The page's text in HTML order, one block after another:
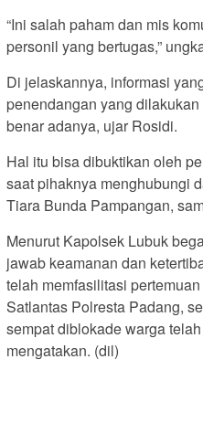
“Ini salah paham dan mis
personil yang bertugas,”
Di jelaskannya, informasi
penendangan yang
benar adanya, ujar Rosidi.
Hal itu bisa dibuktikan oleh
saat pihaknya menghubungi
Tiara Bunda Pampangan,
Menurut Kapolsek Lubuk
jawab keamanan dan
telah memfasilitasi
Satlantas Polresta Padang,
sempat diblokade warga
mengatakan. (dil)